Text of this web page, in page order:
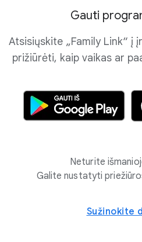
Gauti
Atsisiųskite „Family Link“ į
prižiūrėti, kaip vaikas ar
Neturite
Galite nustatyti
Sužinokite